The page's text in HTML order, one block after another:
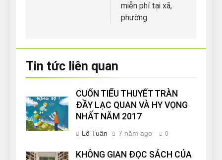
miễn phí tại xã,
phường
Tin tức liên quan
CUỐN TIỂU THUYẾT TRÀN
ĐẦY LẠC QUAN VÀ HY VỌNG
NHẤT NĂM 2017
Lê Tuân 7 năm ago 0
KHÔNG GIAN ĐỌC SÁCH CỦA